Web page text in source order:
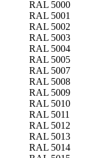
RAL 5000
RAL 5001
RAL 5002
RAL 5003
RAL 5004
RAL 5005
RAL 5007
RAL 5008
RAL 5009
RAL 5010
RAL 5011
RAL 5012
RAL 5013
RAL 5014